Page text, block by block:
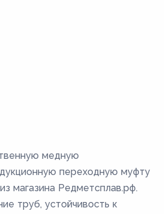
медную
переходную муфту
магазина Редметсплав.рф.
труб, устойчивость к